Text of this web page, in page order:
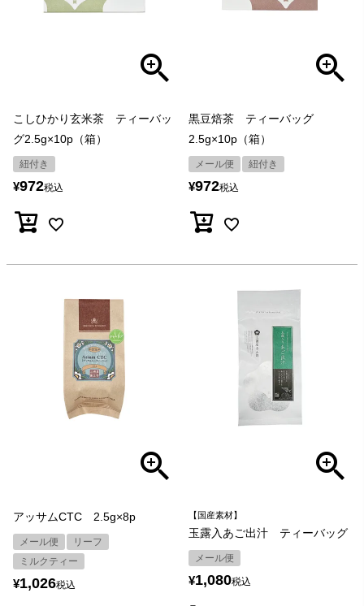
こしひかり玄米茶 ティーバッ
グ2.5g×10p（箱）
紐付き
¥972税込
黒豆焙茶 ティーバッグ
2.5g×10p（箱）
メール便 紐付き
¥972税込
アッサムCTC 2.5g×8p
メール便
リーフ
ミルクティー
¥1,026税込
【国産素材】
玉露入あご出汁 ティーバッグ
メール便
¥1,080税込